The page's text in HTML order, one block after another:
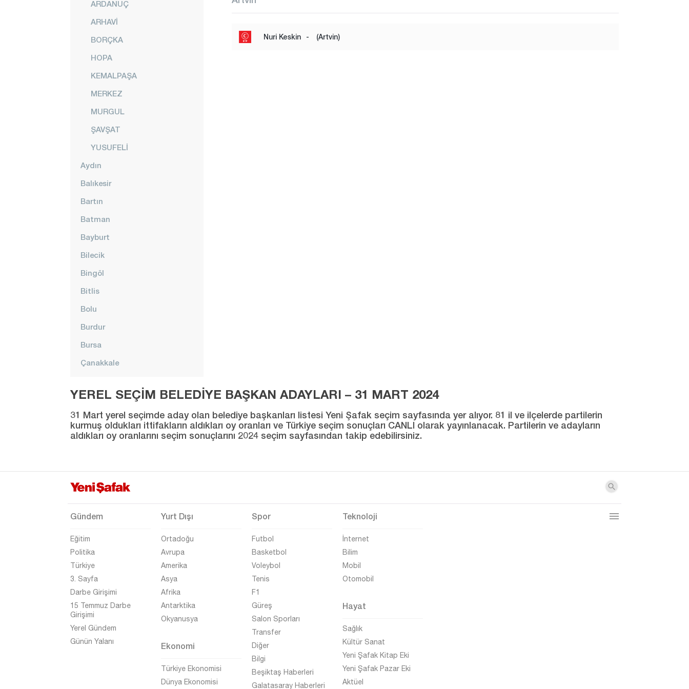
ARDANUÇ
ARHAVİ
BORÇKA
HOPA
KEMALPAŞA
MERKEZ
MURGUL
ŞAVŞAT
YUSUFELİ
Aydın
Balıkesir
Bartın
Batman
Bayburt
Bilecik
Bingöl
Bitlis
Bolu
Burdur
Bursa
Çanakkale
Çorum
Denizli
Diyarbakır
Edirne
Elazığ
Erzincan
Eskişehir
Giresun
Gümüşhane
Hakkari
Hatay
Nuri Keskin - (Artvin)
YEREL SEÇİM BELEDİYE BAŞKAN ADAYLARI – 31 MART 2024
31 Mart yerel seçimde aday olan belediye başkanları listesi Yeni Şafak seçim sayfasında yer alıyor. 81 il ve ilçelerde partilerin
kurmuş oldukları ittifakların aldıkları oy oranları ve Türkiye seçim sonuçları CANLI olarak yayınlanacak. Partilerin ve adayların
aldıkları oy oranlarını seçim sonuçlarını 2024 seçim sayfasından takip edebilirsiniz.
Gündem
Eğitim
Politika
Türkiye
3. Sayfa
Darbe Girişimi
15 Temmuz Darbe
Girişimi
Yerel Gündem
Günün Yalanı
Yurt Dışı
Ortadoğu
Avrupa
Amerika
Asya
Afrika
Antarktika
Okyanusya
Ekonomi
Türkiye Ekonomisi
Dünya Ekonomisi
Spor
Futbol
Basketbol
Voleybol
Tenis
F1
Güreş
Salon Sporları
Transfer
Diğer
Bilgi
Beşiktaş Haberleri
Galatasaray Haberleri
Teknoloji
İnternet
Bilim
Mobil
Otomobil
Hayat
Sağlık
Kültür Sanat
Yeni Şafak Kitap Eki
Yeni Şafak Pazar Eki
Aktüel